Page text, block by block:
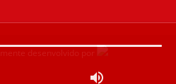
desenvolvido por